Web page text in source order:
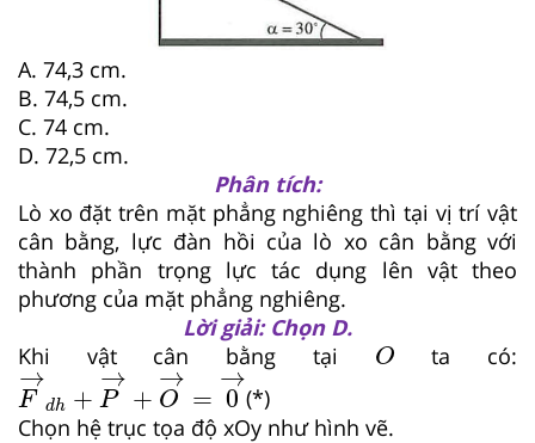
A. 74,3 cm.
B. 74,5 cm.
C. 74 cm.
D. 72,5 cm.
Phân tích:
Lò xo đặt trên mặt phẳng nghiêng thì tại vị trí vật
cân bằng, lực đàn hồi của lò xo cân bằng với
thành phần trọng lực tác dụng lên vật theo
phương của mặt phẳng nghiêng.
Lời giải: Chọn D.
Khi vật cân bằng tại
O
O ta có:
→
F dh +
→
P +
→
O =
→
0
F→ +P→ +O→ =0→
(*)
Chọn hệ trục tọa độ xOy như hình vẽ.